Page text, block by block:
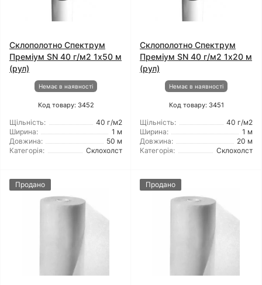
Склополотно Спектрум
Преміум SN 40 г/м2 1x50 м
(рул)
Немає в наявності
Код товару: 3452
Щільність:
40 г/м2
Ширина:
1 м
Довжина:
50 м
Категорія:
Склохолст
Склополотно Спектрум
Преміум SN 40 г/м2 1x20 м
(рул)
Немає в наявності
Код товару: 3451
Щільність:
40 г/м2
Ширина:
1 м
Довжина:
20 м
Категорія:
Склохолст
Продано Продано